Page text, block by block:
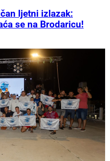
ljetni izlazak:
se na Brodaricu!